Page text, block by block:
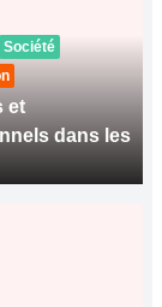
Société
et
dans les